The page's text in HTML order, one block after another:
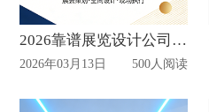
2026靠谱展览设计公司推荐
2026年03月13日 500人阅读